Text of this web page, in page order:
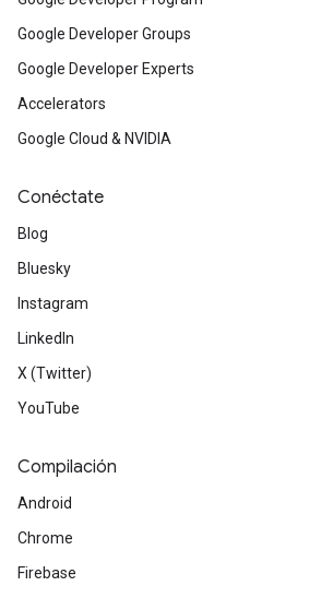
Google Developer Groups
Google Developer Experts
Accelerators
Google Cloud & NVIDIA
Conéctate
Blog
Bluesky
Instagram
LinkedIn
X (Twitter)
YouTube
Compilación
Android
Chrome
Firebase